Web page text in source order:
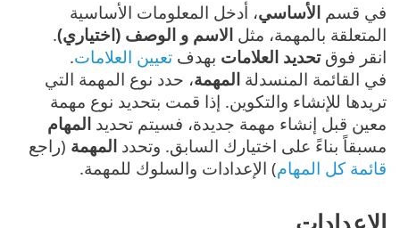
في قسم الأساسي، أدخل المعلومات الأساسية
المتعلقة بالمهمة، مثل الاسم و الوصف (اختياري).
انقر فوقتحديد العلامات بهدف تعيين العلامات.
في القائمة المنسدلة المهمة، حدد نوع المهمة التي
تريدها للإنشاء والتكوين. إذا قمت بتحديد نوع مهمة
معين قبل إنشاء مهمة جديدة، فسيتم تحديد المهام
مسبقاً بناءً على اختيارك السابق. وتحدد المهمة (راجع
قائمة كل المهام) الإعدادات والسلوك للمهمة.